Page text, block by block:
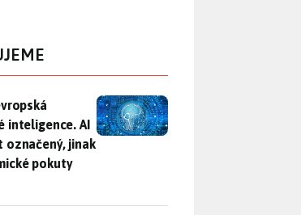
regulace umělé inteligence. AI obsah
inteligence. AI
označený, jinak
pokuty